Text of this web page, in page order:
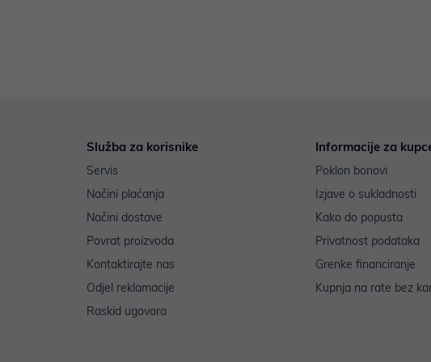
Služba za korisnike
Servis
Načini plaćanja
Načini dostave
Povrat proizvoda
Kontaktirajte nas
Odjel reklamacije
Raskid ugovora
Informacije za
Poklon bonovi
Izjave o sukladnosti
Kako do popusta
Privatnost podataka
Grenke financiranje
Kupnja na rate bez